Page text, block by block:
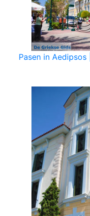
Pasen in